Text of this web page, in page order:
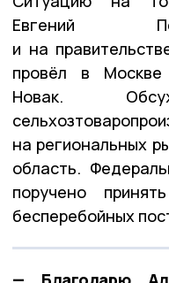
Евгений
и на
провёл в Москве
Новак.
на региональных
область.
поручено
бесперебойных